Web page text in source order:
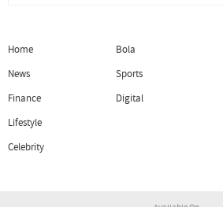
Home
News
Finance
Lifestyle
Celebrity
Bola
Sports
Digital